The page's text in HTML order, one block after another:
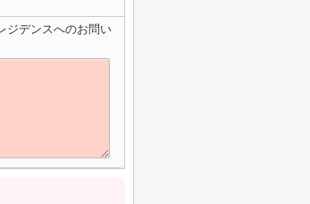
ジデンスへのお問い